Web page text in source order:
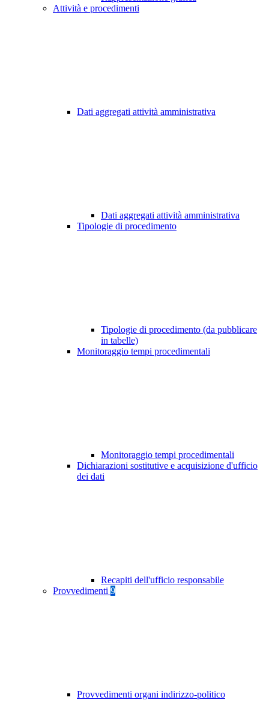
Attività e procedimenti
Dati aggregati attività amministrativa
Dati aggregati attività amministrativa
Tipologie di procedimento
Tipologie di procedimento (da pubblicare
in tabelle)
Monitoraggio tempi procedimentali
Monitoraggio tempi procedimentali
Dichiarazioni sostitutive e acquisizione d'ufficio
dei dati
Recapiti dell'ufficio responsabile
Provvedimenti 9
Provvedimenti organi indirizzo-politico